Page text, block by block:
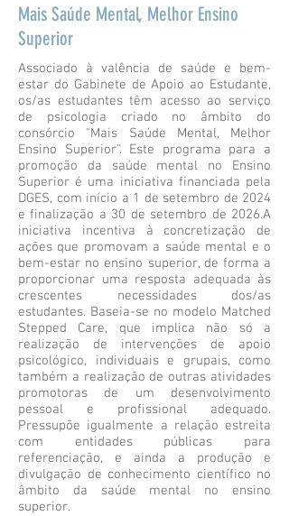
Mais Saúde Mental, Melhor Ensino
Superior
Associado à valência de saúde e bem-
estar do Gabinete de Apoio ao Estudante,
os/as estudantes têm acesso ao serviço
de psicologia criado no âmbito do
consórcio "Mais Saúde Mental, Melhor
Ensino Superior". Este programa para a
promoção da saúde mental no Ensino
Superior é uma iniciativa financiada pela
DGES, com início a 1 de setembro de 2024
e finalização a 30 de setembro de 2026.A
iniciativa incentiva à concretização de
ações que promovam a saúde mental e o
bem-estar no ensino superior, de forma a
proporcionar uma resposta adequada às
crescentes necessidades dos/as
estudantes. Baseia-se no modelo Matched
Stepped Care, que implica não só a
realização de intervenções de apoio
psicológico, individuais e grupais, como
também a realização de outras atividades
promotoras de um desenvolvimento
pessoal e profissional adequado.
Pressupõe igualmente a relação estreita
com entidades públicas para
referenciação, e ainda a produção e
divulgação de conhecimento científico no
âmbito da saúde mental no ensino
superior.